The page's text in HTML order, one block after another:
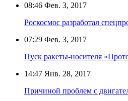
08:46 Фев. 3, 2017
Роскосмос разработал
07:29 Фев. 3, 2017
Пуск ракеты-носителя
14:47 Янв. 28, 2017
Причиной проблем с